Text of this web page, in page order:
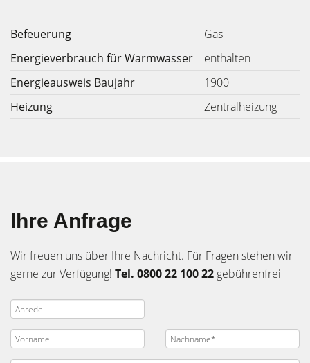
Befeuerung
Gas
Energieverbrauch für Warmwasser
enthalten
Energieausweis Baujahr
1900
Heizung
Zentralheizung
Ihre Anfrage
Wir freuen uns über Ihre Nachricht. Für Fragen stehen wir
gerne zur Verfügung! Tel. 0800 22 100 22 gebührenfrei